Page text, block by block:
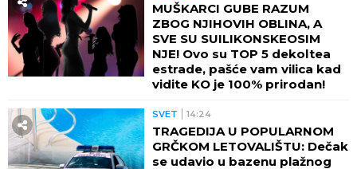
MUŠKARCI GUBE RAZUM
ZBOG NJIHOVIH OBLINA, A
SVE SU SUILIKONSKEOSIM
NJE! Ovo su TOP 5 dekoltea
estrade, pašće vam vilica kad
vidite KO je 100% prirodan!
SVET 14:24
TRAGEDIJA U POPULARNOM
GRČKOM LETOVALIŠTU: Dečak
se udavio u bazenu plažnog